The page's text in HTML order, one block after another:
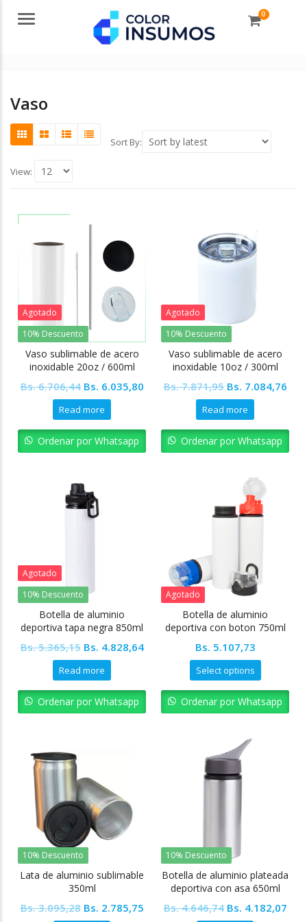
Menu 0
Vaso
Sort By:
View:
Agotado
10% Descuento
Vaso sublimable de acero
inoxidable 20oz / 600ml
Accesorios
Bs.6.706,44 Original
price
was:
Bs. 6.706,44.
Bs. 6.035,80Current
Bs. 6.035,80.
Read more
Ordenar por Whatsapp
Agotado
10% Descuento
Vaso sublimable de acero
inoxidable 10oz / 300ml
Bs.7.871,95 Original
price
was:
Bs. 7.871,95.
Bs. 7.084,76
Bs.
Read more
Ordenar por Whatsapp
Agotado
10% Descuento
Botella de aluminio
deportiva tapa negra 850ml
Bs.5.365,15 Original
price
was:
Bs. 5.365,15.
Bs. 4.828,64Current
Bs. 4.828,64.
Read more
Ordenar por Whatsapp
Agotado
Botella de aluminio
deportiva con boton 750ml
Bs. 5.107,73
Select options
Ordenar por Whatsapp
10% Descuento
Lata de aluminio sublimable
350ml
Bs.3.095,28 Original
Bs. 2.785,75Current
10% Descuento
Botella de aluminio plateada
deportiva con asa 650ml
Bs.4.646,74 Original
Bs. 4.182,07